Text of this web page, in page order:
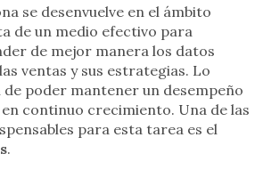
se desenvuelve en el ámbito
de un medio efectivo para
de mejor manera los datos
ventas y sus estrategias. Lo
poder mantener un desempeño
continuo crecimiento. Una de las
para esta tarea es el
.